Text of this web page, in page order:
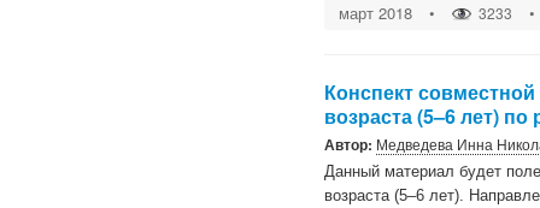
март 2018 • 3233 •
Конспект
возраста (5–6 лет)
Автор: Медведева Инна
Данный материал будет
возраста (5–6 лет).